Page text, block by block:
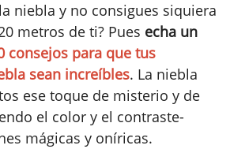
niebla y no consigues siquiera
metros de ti? Pues echa un
consejos para que tus
sean increíbles. La niebla
ese toque de misterio y de
el color y el contraste-
mágicas y oníricas.